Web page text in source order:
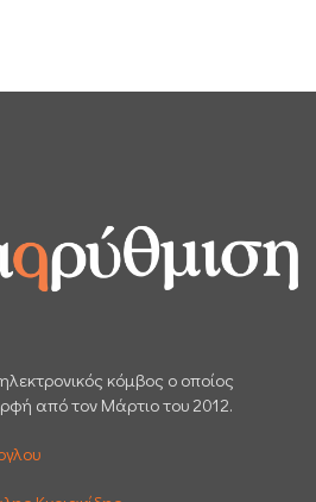
κόμβος ο οποίος
από τον Μάρτιο του 2012.